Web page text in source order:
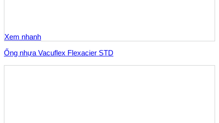
Xem nhanh
Ống nhựa Vacuflex Flexacier STD